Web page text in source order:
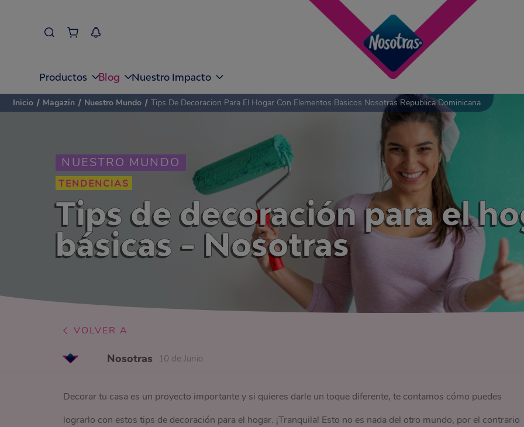
Productos Blog Nuestro Impacto
NUESTRO MUNDO
TENDENCIAS
Tips de decoración para el
básicas - Nosotras
Inicio / Magazin / Nuestro Mundo / Tips De Decoracion Para El Hogar Con Elementos Basicos Nosotras Republica Dominicana
VOLVER A
Nosotras 10 de Junio
Decorar tu casa es un proyecto importante y si quieres darle un toque diferente, te contamos cómo puedes
lograrlo con estos tips de decoración para el hogar. ¡Tranquila! Esto no es nada del otro mundo, por el contrario